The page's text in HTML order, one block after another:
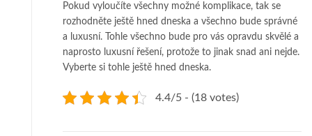
Pokud vyloučíte všechny možné komplikace, tak se
rozhodněte ještě hned dneska a všechno bude správné
a luxusní. Tohle všechno bude pro vás opravdu skvělé a
naprosto luxusní řešení, protože to jinak snad ani nejde.
Vyberte si tohle ještě hned dneska.
4.4/5 - (18 votes)